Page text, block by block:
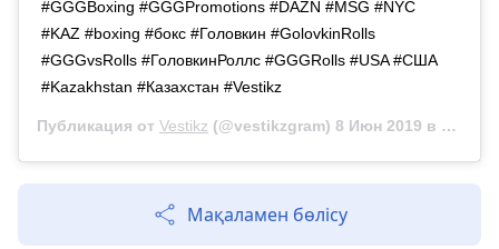
#GGGBoxing​​ #GGGPromotions​​ #DAZN​​ #MSG​​ #NYC​​
#KAZ​​ #boxing​ #бокс​​ #Головкин​​ #GolovkinRolls​​
#GGGvsRolls​​ #ГоловкинРоллс​​​ #GGGRolls​​ #USA​​ #США​​
#Kazakhstan​​ #Казахстан​​ #Vestikz​
Публикация от Vestikz (@vestikzgram) 8 Июн 2019 в 8:15 PDT
Мақаламен бөлісу